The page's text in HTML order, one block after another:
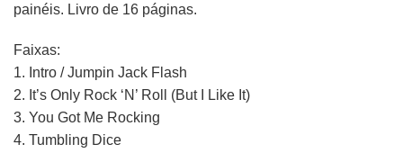
painéis. Livro de 16 páginas.
Faixas:
1. Intro / Jumpin Jack Flash
2. It’s Only Rock ‘N’ Roll (But I Like It)
3. You Got Me Rocking
4. Tumbling Dice